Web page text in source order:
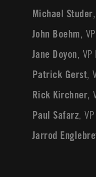
Michael Studer
John Boehm,
Jane Doyon,
Patrick Gerst,
Rick Kirchner,
Paul Safarz,
Jarrod